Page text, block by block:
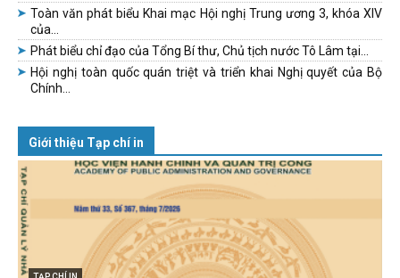
Toàn văn phát biểu Khai mạc Hội nghị Trung ương 3, khóa XIV
của...
Phát biểu chỉ đạo của Tổng Bí thư, Chủ tịch nước Tô Lâm tại...
Hội nghị toàn quốc quán triệt và triển khai Nghị quyết của Bộ
Chính...
Giới thiệu Tạp chí in